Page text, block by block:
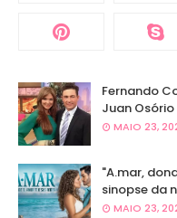
Fernando
Juan
MAIO 23,
"A.mar,
sinopse da
MAIO 23,